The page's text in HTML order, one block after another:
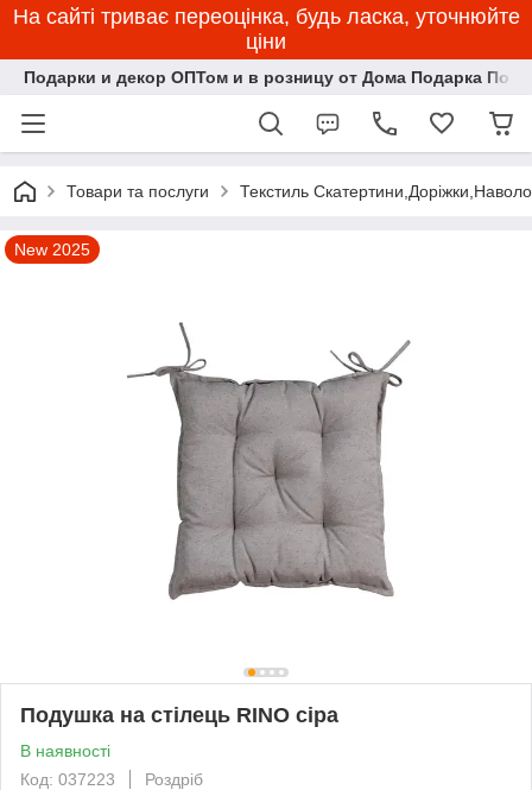
На сайті триває переоцінка, будь ласка, уточнюйте
ціни
Подарки и декор ОПТом и в розницу от Дома Подарка
Товари та послуги Текстиль
New 2025
Подушка на стілець RINO сіра
В наявності
Код: 037223
Роздріб